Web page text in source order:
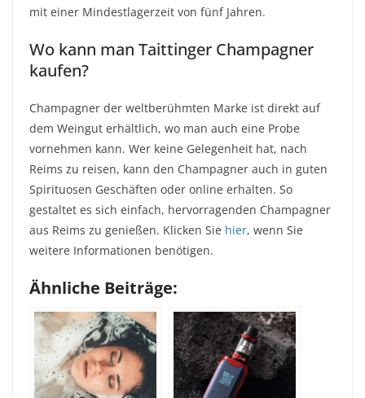
mit einer Mindestlagerzeit von fünf Jahren.
Wo kann man Taittinger Champagner
kaufen?
Champagner der weltberühmten Marke ist direkt auf
dem Weingut erhältlich, wo man auch eine Probe
vornehmen kann. Wer keine Gelegenheit hat, nach
Reims zu reisen, kann den Champagner auch in guten
Spirituosen Geschäften oder online erhalten. So
gestaltet es sich einfach, hervorragenden Champagner
aus Reims zu genießen. Klicken Sie hier, wenn Sie
weitere Informationen benötigen.
Ähnliche Beiträge: